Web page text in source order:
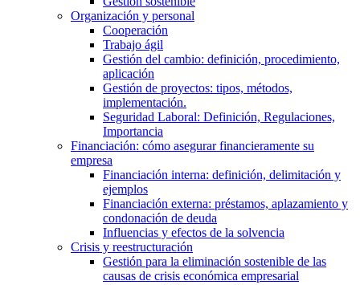
Organización y personal
Cooperación
Trabajo ágil
Gestión del cambio: definición, procedimiento,
aplicación
Gestión de proyectos: tipos, métodos,
implementación.
Seguridad Laboral: Definición, Regulaciones,
Importancia
Financiación: cómo asegurar financieramente su
empresa
Financiación interna: definición, delimitación y
ejemplos
Financiación externa: préstamos, aplazamiento y
condonación de deuda
Influencias y efectos de la solvencia
Crisis y reestructuración
Gestión para la eliminación sostenible de las
causas de crisis económica empresarial